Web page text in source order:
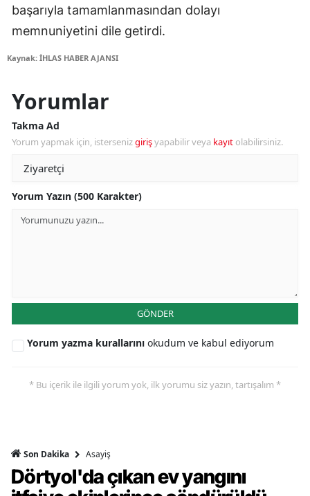
başarıyla tamamlanmasından dolayı
memnuniyetini dile getirdi.
Kaynak: İHLAS HABER AJANSI
Yorumlar
Takma Ad
Yorum yapmak için, istersenizgirişyapabilir veya kayıt olabilirsiniz.
Yorum Yazın (500 Karakter)
GÖNDER
Yorum yazma kurallarını okudum ve kabul ediyorum
* Bu içerik ile ilgili yorum yok, ilk yorumu siz yazın, tartışalım *
Son Dakika Asayiş
Dörtyol'da çıkan ev yangını